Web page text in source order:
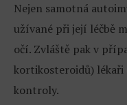
Nejen samotná
užívané při její léčbě
očí. Zvláště pak v
kortikosteroidů)
kontroly.